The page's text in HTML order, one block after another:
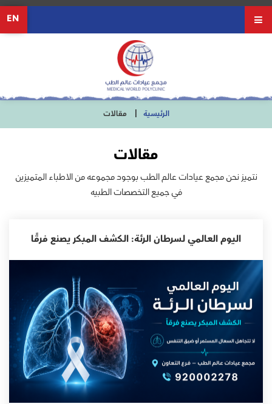
EN
الرئيسية مقالات
مقالات
نتميز نحن مجمع عيادات عالم الطب بوجود مجموعه من الاطباء المتميزين
في جميع التخصصات الطبيه
اليوم العالمي لسرطان الرئة: الكشف المبكر يصنع فرقًا